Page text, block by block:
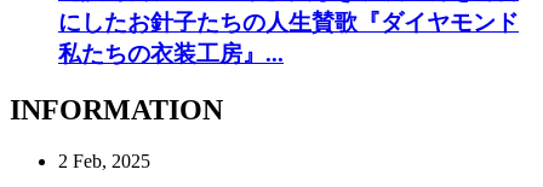
にしたお針子たちの人生賛歌『ダイヤモンド
私たちの衣装工房』...
INFORMATION
2 Feb, 2025